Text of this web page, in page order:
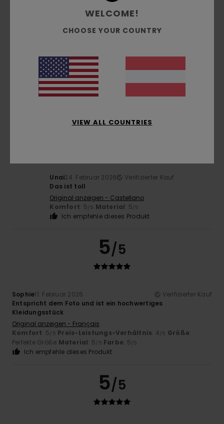
5.0
5
Unai24. Februar 2026
Verifizierter Kauf
Das ist toll
Original anzeigen - Castellano
Komfort: 5/5 Material: 5/5
Ich empfehle dieses Produkt
5/5
Sophie11. Februar 2026
Verifizierter Kauf
Entspricht dem Foto und ist ein hochwertiges
Kleidungsstück
Original anzeigen - Français
Komfort: 5/5 Preis-Leistungs-Verhältnis: 4/5 Größe:
Perfekte Größe Material: 5/5 Farbe: 5/5
Ich empfehle dieses Produkt
5/5
WELCOME!
CHOOSE YOUR COUNTRY
VIEW ALL COUNTRIES